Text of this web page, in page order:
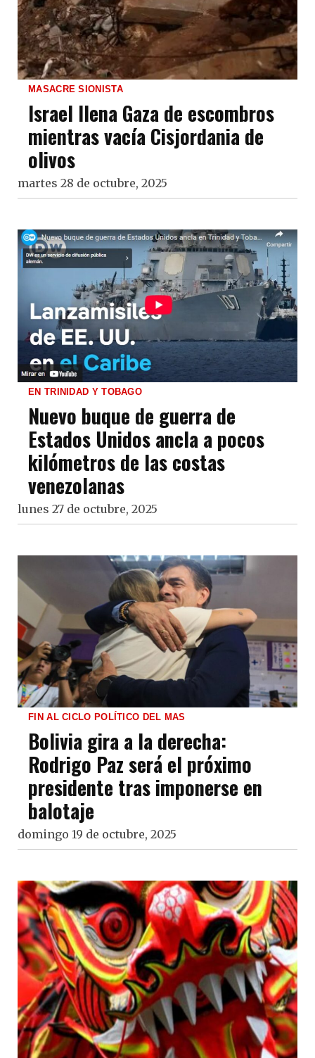
MASACRE SIONISTA
Israel llena Gaza de escombros
mientras vacía Cisjordania de
olivos
martes 28 de octubre, 2025
EN TRINIDAD Y TOBAGO
Nuevo buque de guerra de
Estados Unidos ancla a pocos
kilómetros de las costas
venezolanas
lunes 27 de octubre, 2025
FIN AL CICLO POLÍTICO DEL MAS
Bolivia gira a la derecha:
Rodrigo Paz será el próximo
presidente tras imponerse en
balotaje
domingo 19 de octubre, 2025